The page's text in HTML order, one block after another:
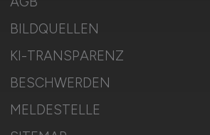
BILDQUELLEN
KI-TRANSPARENZ
BESCHWERDEN
MELDESTELLE